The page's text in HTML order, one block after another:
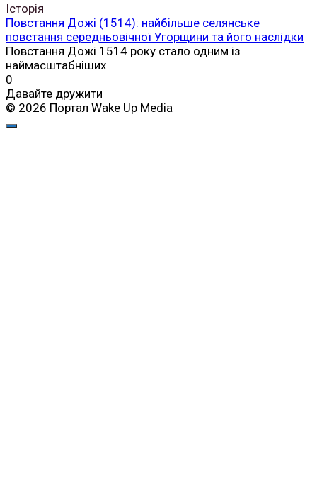
Історія
Повстання Дожі (1514): найбільше селянське
повстання середньовічної Угорщини та його наслідки
Повстання Дожі 1514 року стало одним із
наймасштабніших
0
Давайте дружити
© 2026 Портал Wake Up Media